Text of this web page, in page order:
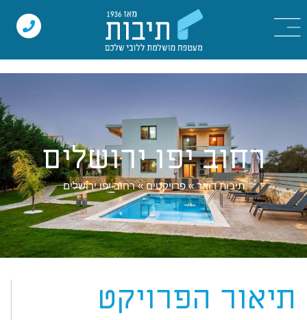
רחוב יפו ירושלים
תיבות דואר»פרויקטים»רחוב יפו ירושלים
תיאור הפרויקט